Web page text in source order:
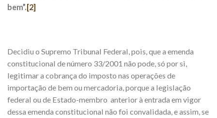
bem”.[2]
Decidiu o Supremo Tribunal Federal, pois, que a emenda
constitucional de número 33/2001 não pode, só por si,
legitimar a cobrança do imposto nas operações de
importação de bem ou mercadoria, porque a legislação
federal ou de Estado-membro anterior à entrada em vigor
dessa emenda constitucional não foi convalidada, e assim, se